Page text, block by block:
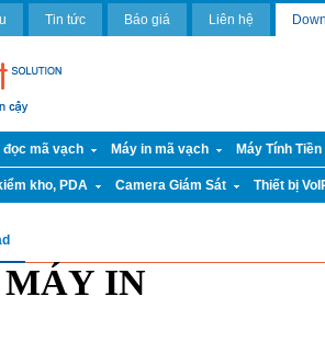
Tin tức Báo giá Liên hệ
đọc mã vạch Máy in mã vạch Máy Tính
kho, PDA Camera Giám Sát Thiết bị
IN